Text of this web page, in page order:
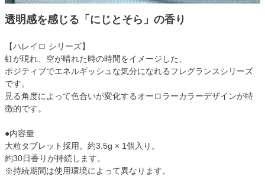
透明感を感じる「にじとそら」の香り
【ハレイロ シリーズ】
虹が現れ、空が晴れた時の時間をイメージした、
ポジティブでエネルギッシュな気分になれるフレグランスシリーズ
です。
見る角度によって色合いが変化するオーロラーカラーデザインが特
徴的です。
●内容量
大粒タブレット採用。約3.5g × 1個入り。
約30日香りが持続します。
※持続期間は使用環境によって異なります。